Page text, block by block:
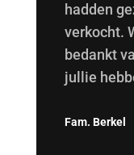
hadden
verkocht.
bedankt
jullie
Fam. Berkel